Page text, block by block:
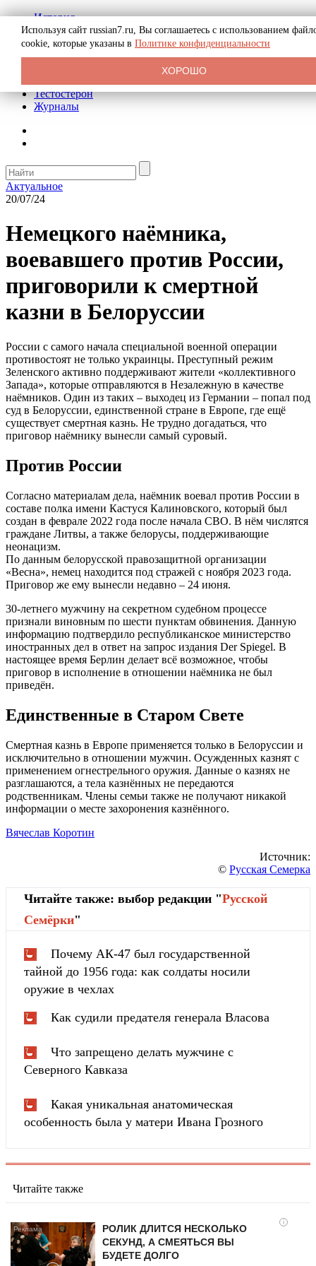
История
Биография
Криминал
Реклама на сайте
Тестостерон
Журналы
Актуальное
20/07/24
Немецкого наёмника,
воевавшего против России,
приговорили к смертной
казни в Белоруссии
России с самого начала специальной военной операции
противостоят не только украинцы. Преступный режим
Зеленского активно поддерживают жители «коллективного
Запада», которые отправляются в Незалежную в качестве
наёмников. Один из таких – выходец из Германии – попал под
суд в Белоруссии, единственной стране в Европе, где ещё
существует смертная казнь. Не трудно догадаться, что
приговор наёмнику вынесли самый суровый.
Против России
Согласно материалам дела, наёмник воевал против России в
составе полка имени Кастуся Калиновского, который был
создан в феврале 2022 года после начала СВО. В нём числятся
граждане Литвы, а также белорусы, поддерживающие
неонацизм.
По данным белорусской правозащитной организации
«Весна», немец находится под стражей с ноября 2023 года.
Приговор же ему вынесли недавно – 24 июня.
30-летнего мужчину на секретном судебном процессе
признали виновным по шести пунктам обвинения. Данную
информацию подтвердило республиканское министерство
иностранных дел в ответ на запрос издания Der Spiegel. В
настоящее время Берлин делает всё возможное, чтобы
приговор в исполнение в отношении наёмника не был
приведён.
Единственные в Старом Свете
Смертная казнь в Европе применяется только в Белоруссии и
исключительно в отношении мужчин. Осужденных казнят с
применением огнестрельного оружия. Данные о казнях не
разглашаются, а тела казнённых не передаются
родственникам. Члены семьи также не получают никакой
информации о месте захоронения казнённого.
Вячеслав Коротин
Источник:
© Русская Семерка
Читайте также: выбор редакции "Русской
Cемёрки"
Почему АК-47 был государственной
тайной до 1956 года: как солдаты носили
оружие в чехлах
Как судили предателя генерала Власова
Что запрещено делать мужчине с
Северного Кавказа
Какая уникальная анатомическая
особенность была у матери Ивана Грозного
Читайте также
i
РОЛИК ДЛИТСЯ НЕСКОЛЬКО
СЕКУНД, А СМЕЯТЬСЯ ВЫ
БУДЕТЕ ДОЛГО
Используя сайт russian7.ru, Вы соглашаетесь с использованием
cookie, которые указаны в Политике конфиденциальности
ХОРОШО